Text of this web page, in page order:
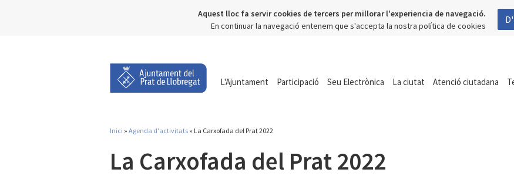
Aquest lloc fa servir cookies de tercers per millorar l'experiencia de navegació.
En continuar la navegació entenem que s'accepta la nostra política de cookies
L'Ajuntament Participació Seu Electrònica La ciutat Atenció ciutadana
Inici » Agenda d'activitats » La Carxofada del Prat 2022
La Carxofada del Prat 2022